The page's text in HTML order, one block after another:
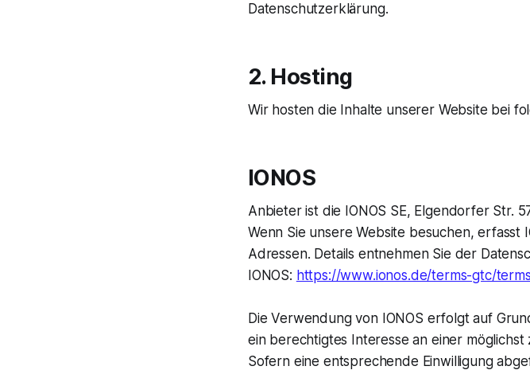
Datenschutzerklärung.
2. Hosting
Wir hosten die Inhalte unserer Website bei
IONOS
Anbieter ist die IONOS SE, Elgendorfer Str.
Wenn Sie unsere Website besuchen, erfasst
Adressen. Details entnehmen Sie der
IONOS: https://www.ionos.de/terms-gtc/
Die Verwendung von IONOS erfolgt auf
ein berechtigtes Interesse an einer
Sofern eine entsprechende Einwilligung